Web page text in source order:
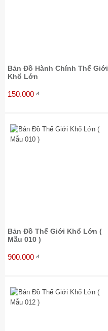
Bản Đồ Hành Chính Thế Giới
Khổ Lớn
150.000 ₫
Bản Đồ Thế Giới Khổ Lớn (
Mẫu 010 )
900.000 ₫